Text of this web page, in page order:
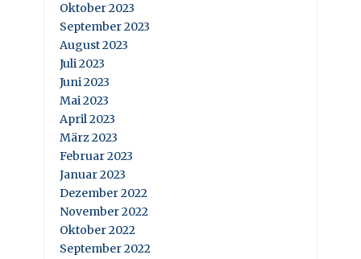
Oktober 2023
September 2023
August 2023
Juli 2023
Juni 2023
Mai 2023
April 2023
März 2023
Februar 2023
Januar 2023
Dezember 2022
November 2022
Oktober 2022
September 2022